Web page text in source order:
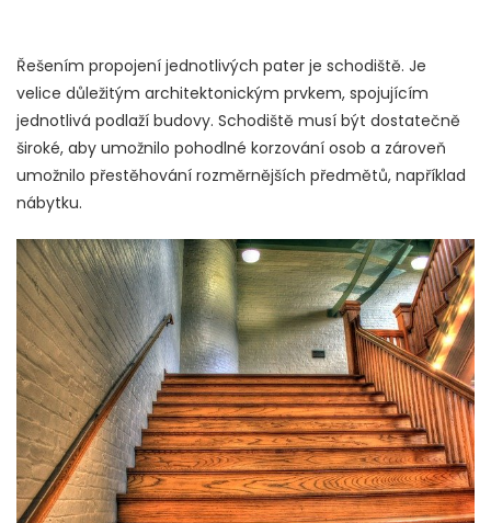
Řešením propojení jednotlivých pater je schodiště. Je
velice důležitým architektonickým prvkem, spojujícím
jednotlivá podlaží budovy. Schodiště musí být dostatečně
široké, aby umožnilo pohodlné korzování osob a zároveň
umožnilo přestěhování rozměrnějších předmětů, například
nábytku.